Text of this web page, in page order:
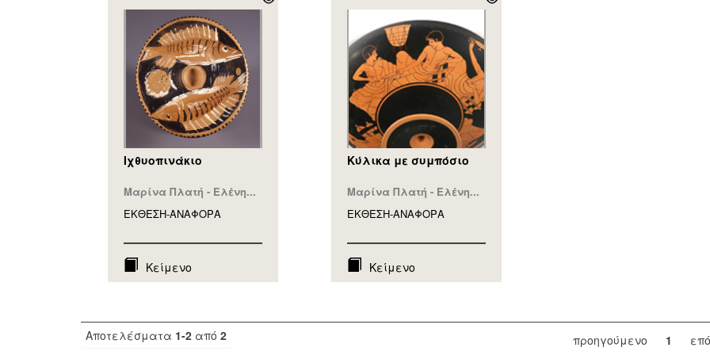
Ιχθυοπινάκιο
Μαρίνα Πλατή - Ελένη...
ΕΚΘΕΣΗ-ΑΝΑΦΟΡA
Κείμενο
Κύλικα με συμπόσιο
Μαρίνα Πλατή - Ελένη...
ΕΚΘΕΣΗ-ΑΝΑΦΟΡA
Κείμενο
Αποτελέσματα 1-2 από 2 προηγούμενο 1